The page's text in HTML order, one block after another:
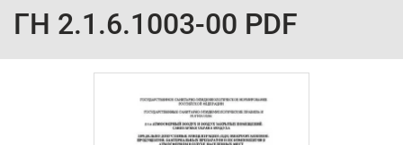
ГН 2.1.6.1003-00 PDF